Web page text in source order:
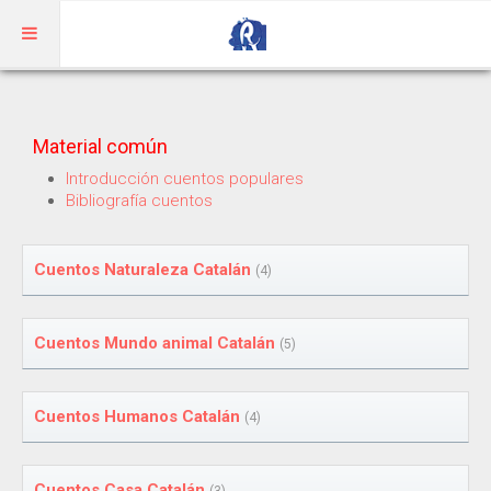
Aragonés
RIBAGORZANO
Cuentos
Trabalenguas
Vocabulario
Material común
Introducción cuentos populares
Bibliografía cuentos
Cuentos Naturaleza Catalán (4)
Cuentos Mundo animal Catalán (5)
Cuentos Humanos Catalán (4)